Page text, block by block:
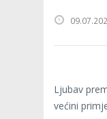
Ljubav
većini